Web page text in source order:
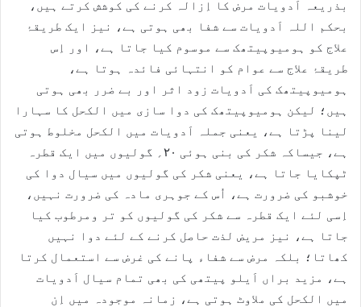
بذریعہ اَدویات مرض کا اِزالہ کرنے کی کوشش کرتے ہیں،
بحکم اللہ اَدویات سے شفا بھی ہوتی ہے، نیز ایک طریقۂ
علاج کو ہومیوپیتھک سے موسوم کیا جاتا ہے، اور اِس
طریقۂ علاج سے عوام کو انتہائی فائدہ ہوتا ہے،
ہومیوپیتھک کی اَدویات زود اثر اور بے ضرر بھی ہوتی
ہیں؛ لیکن ہومیوپیتھک کی دوا سازی میں الکحل کا سہارا
لینا پڑتا ہے، یعنی جملہ اَدویات میں الکحل مخلوط ہوتی
ہے، جیساکہ شکر کی بنی ہوئی ۲۰؍ گولیوں میں ایک قطرہ
ٹپکایا جاتا ہے، یعنی شکر کی گولیوں میں سیال دوا کی
خوشبو کی ضرورت ہے، اُس کے جوہری مادہ کی ضرورت نہیں،
اِسی لئے ایک قطرہ سے شکر کی گولیوں کو تر ومرطوب کیا
جاتا ہے، نیز مریض لذت حاصل کرنے کے لئے دوا نہیں
کھاتا؛ بلکہ مرض سے شفاء پانے کی غرض سے استعمال کرتا
ہے، مزید براں اَیلو پیتھی کی بھی تمام سیال اَدویات
میں الکحل کی ملاوٹ ہوتی ہے، زمانہ موجودہ میں اِن